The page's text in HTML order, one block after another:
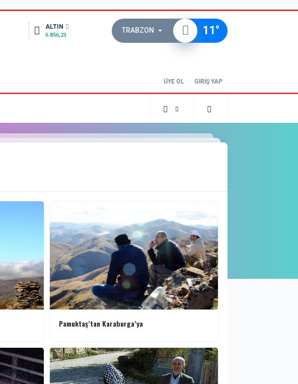
ALTIN
6.856,23
TRABZON 11°
ÜYE OL GİRİŞ YAP
Pamuktaş’tan Karaburga’ya